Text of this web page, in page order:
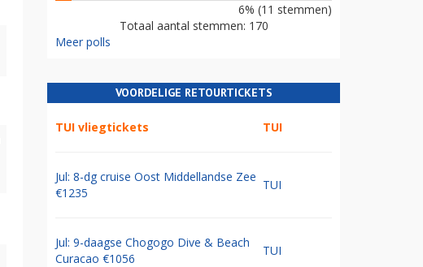
6% (11 stemmen)
Totaal aantal stemmen: 170
Meer polls
VOORDELIGE RETOURTICKETS
TUI vliegtickets TUI
Jul: 8-dg cruise Oost Middellandse Zee
€1235
TUI
Jul: 9-daagse Chogogo Dive & Beach
Curacao €1056
TUI